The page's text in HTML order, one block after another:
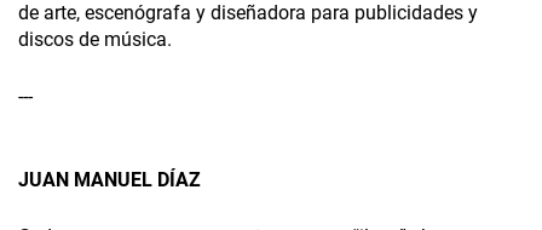
de arte, escenógrafa y diseñadora para publicidades y
discos de música.
---
JUAN MANUEL DÍAZ